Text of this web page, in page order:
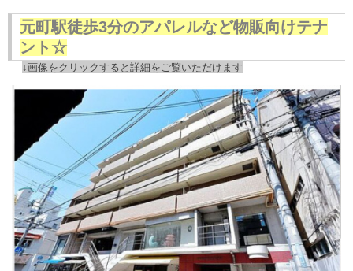
元町駅徒歩3分のアパレルなど物販向けテナ
ント☆
↓画像をクリックすると詳細をご覧いただけます